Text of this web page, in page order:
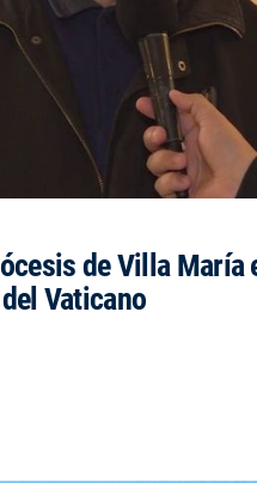
de Villa María
Vaticano